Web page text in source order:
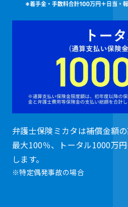
弁護士保険ミカタは補償金額
最大100％、トータル1000万
します。
※特定偶発事故の場合